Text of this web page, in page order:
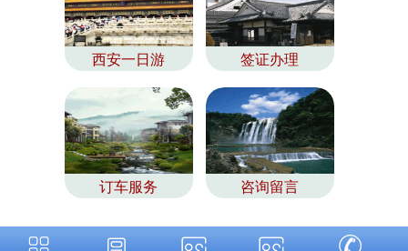
西安一日游 签证办理
订车服务 咨询留言